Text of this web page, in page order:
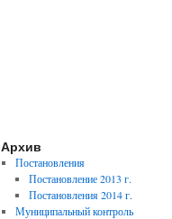
Архив
Постановления
Постановление 2013 г.
Постановления 2014 г.
Муниципальный контроль